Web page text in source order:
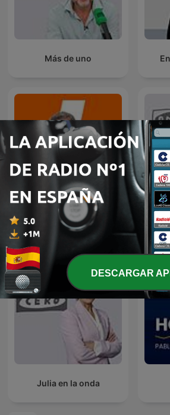
Más de uno
Mañanas en Libertad con
Luis del Pino
Julia en la onda
DESCARGAR